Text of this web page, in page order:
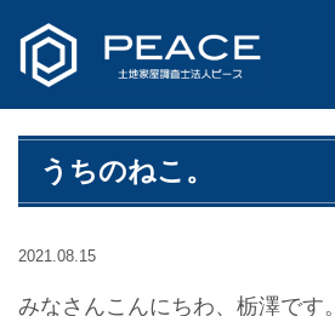
うちのねこ。
2021.08.15
みなさんこんにちわ、栃澤です。